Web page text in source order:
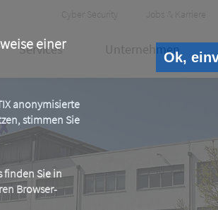
einer
anonymisierte
stimmen Sie
finden Sie in
Browser-
Ok,
Header
Meta
Cyber Security Jobs & Karriere
Services Unternehmen